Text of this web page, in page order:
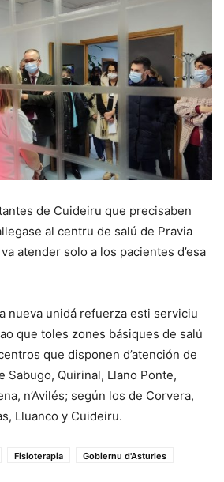
de Cuideiru que precisaben
al centru de salú de Pravia
atender solo a los pacientes d’esa
nueva unidá refuerza esti serviciu
que toles zones básiques de salú
que disponen d’atención de
Sabugo, Quirinal, Llano Ponte,
n’Avilés; según los de Corvera,
Lluanco y Cuideiru.
Fisioterapia Gobiernu d'Asturies